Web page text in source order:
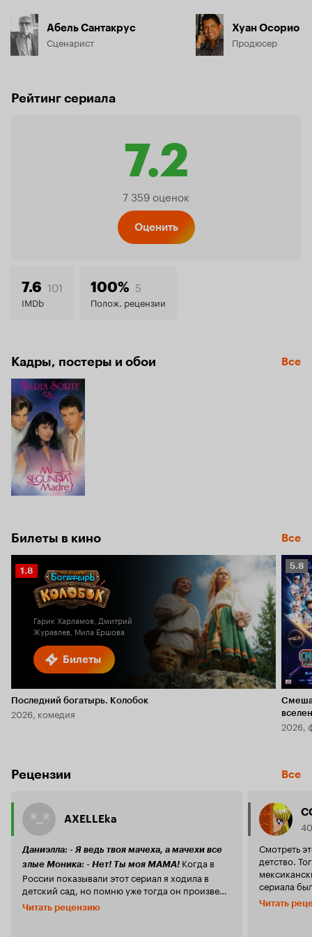
Абель Сантакрус
Сценарист
Хуан Осорио
Продюсер
Рейтинг сериала
7.2
Рейтинг
7.2
7 359 оценок
Оценить
7.6 101
IMDb
100% 5
Полож. рецензии
Кадры, постеры и обои Все
Билеты в кино Все
Билеты
Рейтинг
Кинопоиска
1.8
Гарик Харламов, Дмитрий
Журавлев, Мила Ершова
Последний богатырь. Колобок
2026, комедия
5.8
5.8
2026,
Рецензии Все
AXELLEka
Даниэлла: - Я ведь твоя мачеха, а мачехи все
злые Моника: - Нет! Ты моя МАМА!
России показывали этот сериал я ходила в
детский сад, но помню уже тогда он произвел
на меня огромное впечатление, хотя я в то
время и не особо понимала смысл, но меня
Читать рецензию
Смотреть
детство. Тогда на экранах было несколько
сериала
- потому
Читать